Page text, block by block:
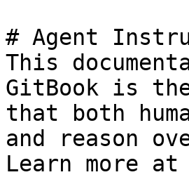
# Agent
This
GitBook is
that both
and reason
Learn more